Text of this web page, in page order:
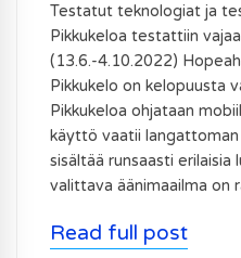
Testatut teknologiat ja
Pikkukeloa testattiin
(13.6.-4.10.2022)
Pikkukelo on kelopuusta
Pikkukeloa ohjataan
käyttö vaatii
sisältää runsaasti erilaisia
valittava äänimaailma on
Read full post